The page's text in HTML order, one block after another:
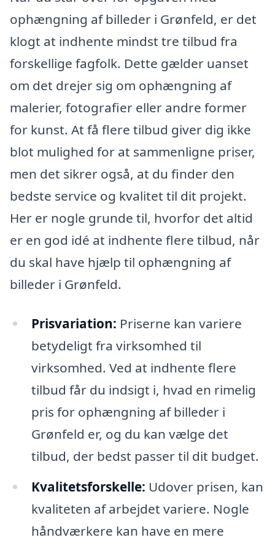
ophængning af billeder i Grønfeld, er det
klogt at indhente mindst tre tilbud fra
forskellige fagfolk. Dette gælder uanset
om det drejer sig om ophængning af
malerier, fotografier eller andre former
for kunst. At få flere tilbud giver dig ikke
blot mulighed for at sammenligne priser,
men det sikrer også, at du finder den
bedste service og kvalitet til dit projekt.
Her er nogle grunde til, hvorfor det altid
er en god idé at indhente flere tilbud, når
du skal have hjælp til ophængning af
billeder i Grønfeld.
Prisvariation: Priserne kan variere
betydeligt fra virksomhed til
virksomhed. Ved at indhente flere
tilbud får du indsigt i, hvad en rimelig
pris for ophængning af billeder i
Grønfeld er, og du kan vælge det
tilbud, der bedst passer til dit budget.
Kvalitetsforskelle: Udover prisen, kan
kvaliteten af arbejdet variere. Nogle
håndværkere kan have en mere